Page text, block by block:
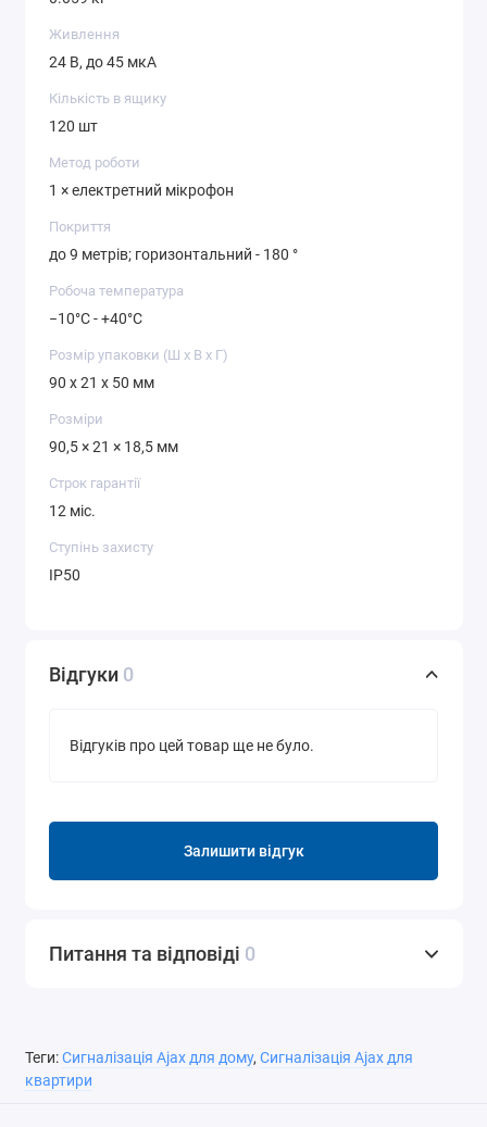
Живлення
24 В, до 45 мкА
Кількість в ящику
120 шт
Метод роботи
1 × електретний мікрофон
Покриття
до 9 метрів; горизонтальний - 180 °
Робоча температура
−10°C - +40°C
Розмір упаковки (Ш х В х Г)
90 x 21 x 50 мм
Розміри
90,5 × 21 × 18,5 мм
Строк гарантії
12 міс.
Ступінь захисту
IP50
Відгуки 0
Відгуків про цей товар ще не було.
Залишити відгук
Питання та відповіді 0
Теги:Сигналізація Ajax для дому, Сигналізація Ajax для
квартири